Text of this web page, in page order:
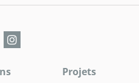
Projets